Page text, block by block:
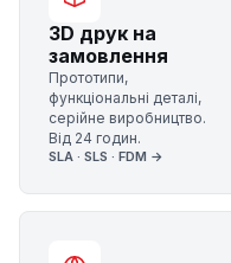
3D друк на
замовлення
Прототипи,
функціональні деталі,
серійне виробництво.
Від 24 годин.
SLA · SLS · FDM →